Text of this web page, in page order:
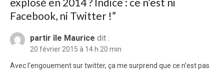
Facebook, ni Twitter !”
partir île Maurice dit :
20 février 2015 à 14 h 20 min
Avec l’engouement sur twitter, ça me surprend que ce n’est pas